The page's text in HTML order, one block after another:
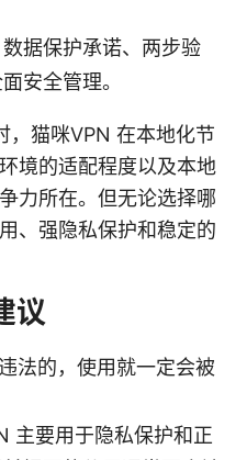
据保护承诺、两步验
安全管理。
，猫咪VPN 在本地化节
境的适配程度以及本地
力所在。但无论选择哪
、强隐私保护和稳定的
议
法的，使用就一定会被
主要用于隐私保护和正